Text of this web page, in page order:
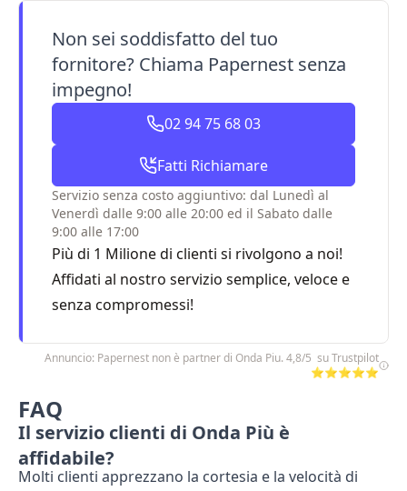
Non sei soddisfatto del tuo
fornitore? Chiama Papernest senza
impegno!
02 94 75 68 03
Fatti Richiamare
Servizio senza costo aggiuntivo: dal Lunedì al
Venerdì dalle 9:00 alle 20:00 ed il Sabato dalle
9:00 alle 17:00
Più di 1 Milione di clienti si rivolgono a noi!
Affidati al nostro servizio semplice, veloce e
senza compromessi!
Annuncio: Papernest non è partner di Onda Piu. 4,8/5 su Trustpilot
⭐⭐⭐⭐⭐
FAQ
Il servizio clienti di Onda Più è
affidabile?
Molti clienti apprezzano la cortesia e la velocità di